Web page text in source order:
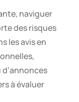
naviguer
des risques
les avis en
à évaluer